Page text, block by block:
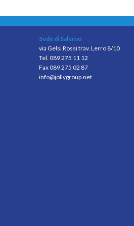
Sede di Salerno
via Gelsi Rossi trav. Lerro 8/10
Tel. 089 275 11 12
Fax 089 275 02 87
info@jollygroup.net